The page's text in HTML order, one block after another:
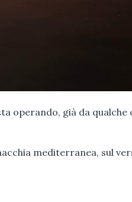
operando, già da
mediterranea, sul